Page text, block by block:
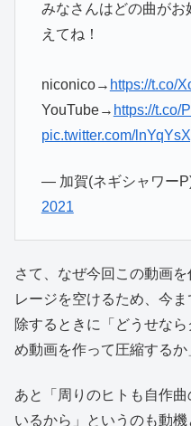
みなさんはどの曲がお
えてね！
niconico→ https://t.co/
YouTube→ https://t.co/
pic.twitter.com/
— 加賀(ネギシャワー
2021
さて、なぜ今回この動画
レージを空けるため、今
除するときに「どうせな
め動画を作って圧縮するか
あと「周りのヒトも自作
いるから」というのも動